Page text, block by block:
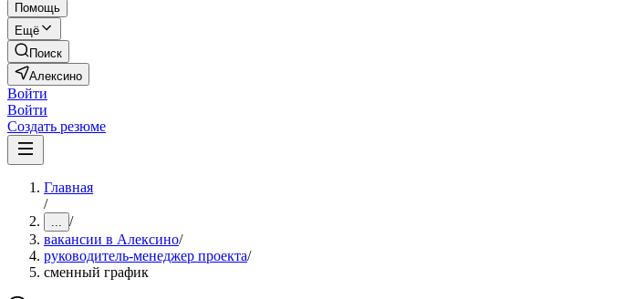
Помощь
Ещё
Поиск
Алексино
Войти
Войти
Создать резюме
Главная
/
... /
вакансии в Алексино/
руководитель-менеджер проекта/
сменный график